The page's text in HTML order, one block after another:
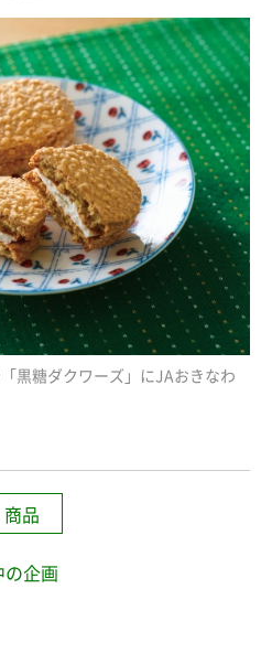
黒糖ダクワーズ」にJAおきなわ
商品
の企画